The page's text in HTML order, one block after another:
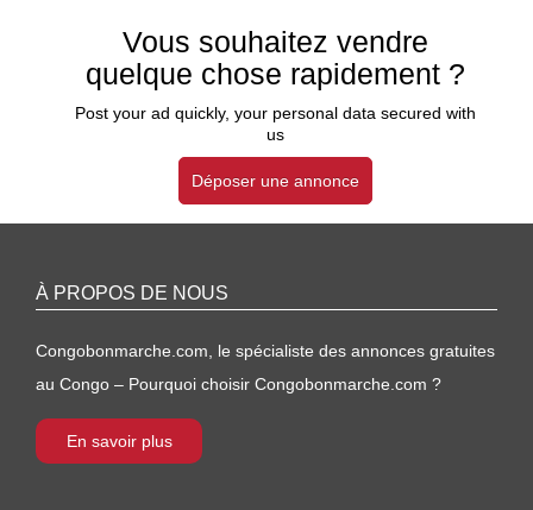
Vous souhaitez vendre
quelque chose rapidement ?
Post your ad quickly, your personal data secured with
us
Déposer une annonce
À PROPOS DE NOUS
Congobonmarche.com, le spécialiste des annonces gratuites
au Congo – Pourquoi choisir Congobonmarche.com ?
En savoir plus